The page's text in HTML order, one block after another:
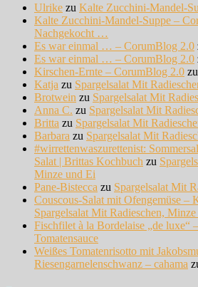
Ulrike zu Kalte Zucchini-Mandel-
Kalte Zucchini-Mandel-Suppe –
Nachgekocht …
Es war einmal … – CorumBlog 2.0
Es war einmal … – CorumBlog 2.0
Kirschen-Ernte – CorumBlog 2.0 zu
Katja zu Spargelsalat Mit
Brotwein zu Spargelsalat Mit
Anna C. zu Spargelsalat Mit
Britta zu Spargelsalat Mit
Barbara zu Spargelsalat Mit
#wirrettenwaszurettenist:
Salat | Brittas Kochbuch zu
Minze und Ei
Pane-Bistecca zu Spargelsalat Mit
Couscous-Salat mit Ofengemüse –
Spargelsalat Mit Radieschen,
Fischfilet à la Bordelaise „de luxe“
Tomatensauce
Weißes Tomatenrisotto mit
Riesengarnelenschwanz – cahama